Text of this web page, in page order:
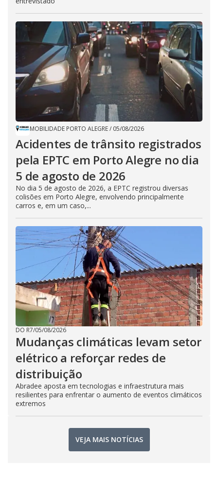
MOBILIDADE PORTO ALEGRE/ 05/08/2026
Acidentes de trânsito registrados
pela EPTC em Porto Alegre no dia
5 de agosto de 2026
No dia 5 de agosto de 2026, a EPTC registrou diversas
colisões em Porto Alegre, envolvendo principalmente
carros e, em um caso,...
DO R7/05/08/2026
Mudanças climáticas levam setor
elétrico a reforçar redes de
distribuição
Abradee aposta em tecnologias e infraestrutura mais
resilientes para enfrentar o aumento de eventos climáticos
extremos
VEJA MAIS NOTÍCIAS